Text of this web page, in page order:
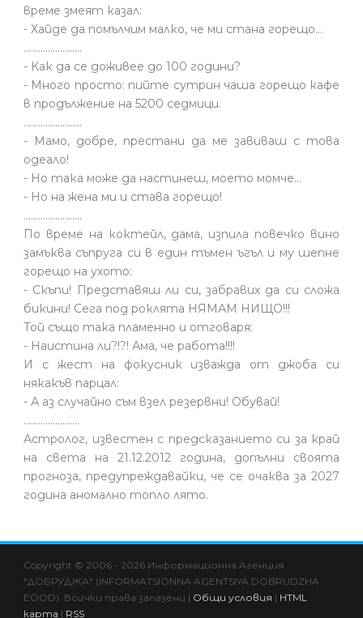
време змеят казал:
- Хайде да помълчим малко, че ми стана горещо...
........................
- Как да се доживее до 100 години?
- Много просто: пийте сутрин чаша горещо кафе
в продължение на 5200 седмици.
........................
- Мамо, добре, престани да ме завиваш с това
одеало!
- Но така може да настинеш, моето момче…
- Но на жена ми и става горещо!
........................
По време на коктейл, дама, изпила повечко вино
замъква съпруга си в един тъмен ъгъл и му шепне
горещо на ухото:
- Скъпи! Представяш ли си, забравих да си сложа
бикини! Сега под роклята НЯМАМ НИЩО!!!
Той също така пламенно и отговаря:
- Наистина ли?!?! Ама, че работа!!!!
И с жест на фокусник изважда от джоба си
някакъв парцал:
- А аз случайно съм взел резервни! Обувай!
.......................
Астролог, известен с предсказанието си за край
на света на 21.12.2012 година, допълни своята
прогноза, предупреждавайки, че се очаква за 2027
година аномално топло лято.
Copyright © 2006 - 2026 Информационна Агенция
"ДОБРУДЖА" (INFORMATSIONNA AGENTSIYA DOBRUDZHA
EOOD). Всички права запазени | Общи условия | HTML
карта | RSS